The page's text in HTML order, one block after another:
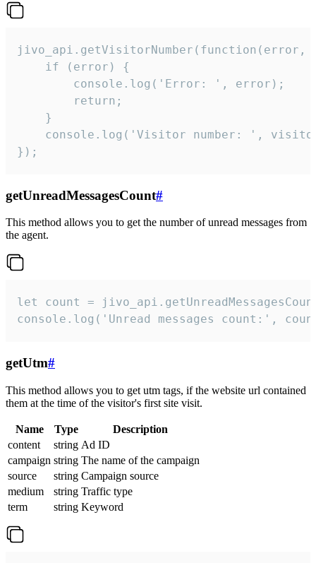
jivo_api.getVisitorNumber(function(error,
    if (error) {
        console.log('Error: ', error);
        return;
    }
console.log('Visitor number: ',
});
getUnreadMessagesCount#
This method allows you to get the number of unread messages from
the agent.
let count =
console.log('Unread messages count:',
getUtm#
This method allows you to get utm tags, if the website url contained
them at the time of the visitor's first site visit.
Name Type
Description
content
string Ad ID
campaign string The name of the campaign
source
string Campaign source
medium
string Traffic type
term
string Keyword